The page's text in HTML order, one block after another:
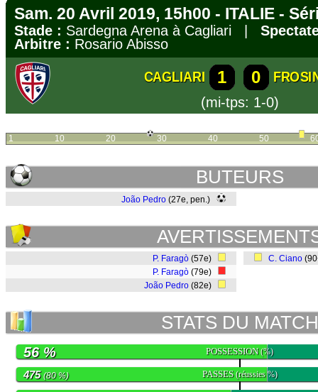
Sam. 20 Avril 2019, 15h00 - ITALIE -
Stade : Sardegna Arena à Cagliari |
Arbitre : Rosario Abisso
CAGLIARI 1 0
(mi-tps: 1-0)
1 10 20 30 40 50
BUTEURS
João Pedro (27e, pen.)
P. Faragò (57e)
P. Faragò (79e)
João Pedro (82e)
C. Ciano
STATS DU MATCH
POSSESSION(%)
56 %
PASSES(réussies %)
475(80 %)